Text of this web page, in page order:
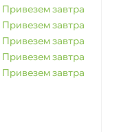
Привезем завтра
Привезем завтра
Привезем завтра
Привезем завтра
Привезем завтра